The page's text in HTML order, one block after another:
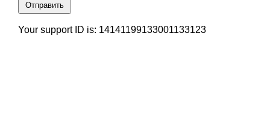
Отправить
Your support ID is: 14141199133001133123